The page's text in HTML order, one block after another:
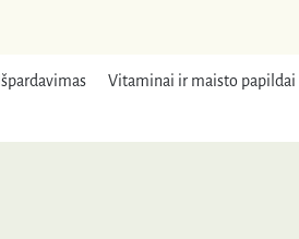
Išpardavimas Vitaminai ir maisto papildai